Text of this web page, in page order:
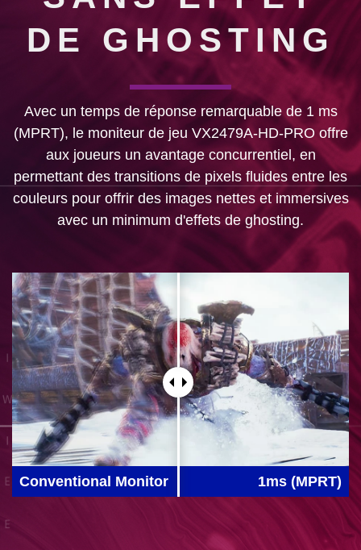
DE GHOSTING
Avec un temps de réponse remarquable de 1 ms
(MPRT), le moniteur de jeu VX2479A-HD-PRO offre
aux joueurs un avantage concurrentiel, en
permettant des transitions de pixels fluides entre les
couleurs pour offrir des images nettes et immersives
avec un minimum d'effets de ghosting.
Conventional Monitor 1ms (MPRT)